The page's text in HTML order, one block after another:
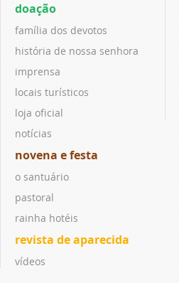
doação
família dos devotos
história de nossa senhora
imprensa
locais turísticos
loja oficial
notícias
novena e festa
o santuário
pastoral
rainha hotéis
revista de aparecida
vídeos